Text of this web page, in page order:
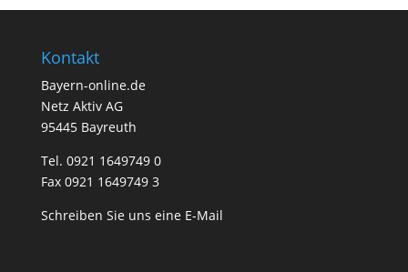
Kontakt
Bayern-online.de
Netz Aktiv AG
95445 Bayreuth
Tel. 0921 1649749 0
Fax 0921 1649749 3
Schreiben Sie uns eine E-Mail